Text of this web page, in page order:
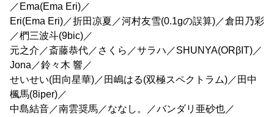
／Ema(Ema Eri)／
Eri(Ema Eri)／折田凉夏／河村友雪(0.1gの誤算)／倉田乃彩
／椚三波斗(9bic)／
元之介／斎藤恭代／さくら／サラハ／SHUNYA(ORβIT)／
Jona／鈴々木 響／
せいせい(田向星華)／田嶋はる(双極スペクトラム)／田中
楓馬(8iper)／
中島結音／南雲奨馬／ななし。／バンダリ亜砂也／